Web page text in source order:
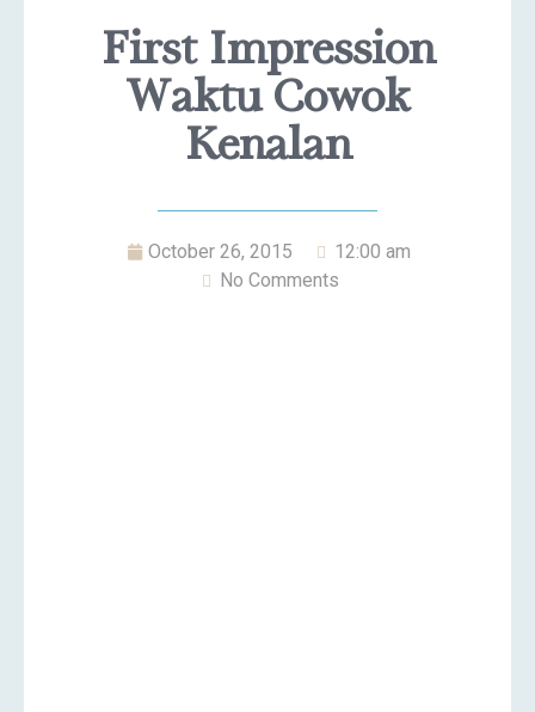
First Impression
Waktu Cowok
Kenalan
October 26, 2015
12:00 am
No Comments